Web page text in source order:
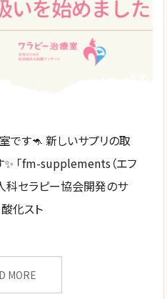
です🦘 新しいサプリの取
「fm-supplements（エフ
科セラピー協会開発のサ
化スト
MORE